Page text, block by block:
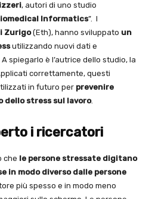
, autori di uno studio
Informatics”. I
Zurigo(Eth), hanno sviluppato un
utilizzando nuovi dati e
spiegarlo è l’autrice dello studio, la
correttamente, questi
in futuro per prevenire
dello stress sul lavoro.
i ricercatori
che le persone stressate digitano
in modo diverso dalle persone
più spesso e in modo meno